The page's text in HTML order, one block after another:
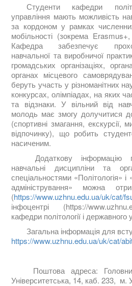
Студенти кафедри
управління мають можливість
за кордоном у рамках
мобільності (зокрема
Кафедра забезпечує
навчальної та виробничої
громадських організаціях,
органах місцевого
беруть участь у різноманітних
конкурсах, олімпіадах, на яких
та відзнаки. У вільний від
молодь має змогу долучитися
(спортивні змагання, екскурсії,
відпочинку), що робить
насиченим.
Додаткову інформацію
навчальні дисципліни та
спеціальностями «Політологія»
адміністрування» можна
(https://www.uzhnu.edu.ua/uk/cat/
інфоцентрі (https://
кафедри політології і державного
Загальна інформація для
https://www.uzhnu.edu.ua/uk/cat/
Поштова адреса:
Університетська, 14, каб. 233, м.